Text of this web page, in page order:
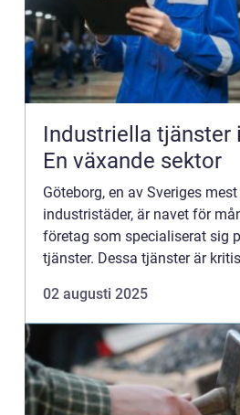
Industriella tjänster
En växande sektor
Göteborg, en av Sveriges
industristäder, är navet för
företag som specialiserat sig
tjänster. Dessa tjänster är
02 augusti 2025